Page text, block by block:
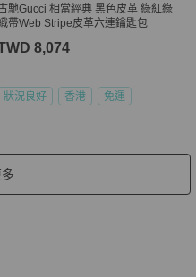
馳Gucci 相當經典 黑色皮革 綠紅綠
帶Web Stripe皮革六連鑰匙包
8,074
狀況良好 香港 免運